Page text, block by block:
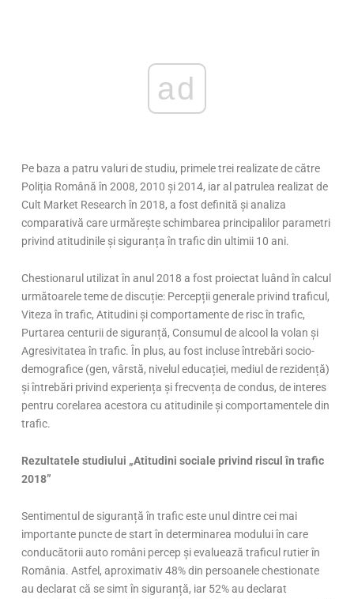
ad
Pe baza a patru valuri de studiu, primele trei realizate de către
Poliția Română în 2008, 2010 și 2014, iar al patrulea realizat de
Cult Market Research în 2018, a fost definită și analiza
comparativă care urmărește schimbarea principalilor parametri
privind atitudinile și siguranța în trafic din ultimii 10 ani.
Chestionarul utilizat în anul 2018 a fost proiectat luând în calcul
următoarele teme de discuție: Percepții generale privind traficul,
Viteza în trafic, Atitudini și comportamente de risc în trafic,
Purtarea centurii de siguranță, Consumul de alcool la volan și
Agresivitatea în trafic. În plus, au fost incluse întrebări socio-
demografice (gen, vârstă, nivelul educației, mediul de rezidență)
și întrebări privind experiența și frecvența de condus, de interes
pentru corelarea acestora cu atitudinile și comportamentele din
trafic.
Rezultatele studiului „Atitudini sociale privind riscul în trafic
2018”
Sentimentul de siguranță în trafic este unul dintre cei mai
importante puncte de start în determinarea modului în care
conducătorii auto români percep și evaluează traficul rutier în
România. Astfel, aproximativ 48% din persoanele chestionate
au declarat că se simt în siguranță, iar 52% au declarat